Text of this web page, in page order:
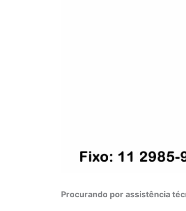
Procurando por assistência